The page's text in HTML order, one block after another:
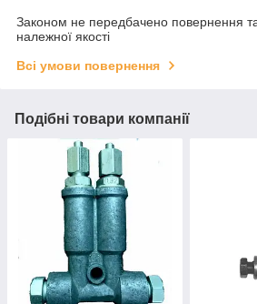
Законом не передбачено повернення
належної якості
Всі умови повернення
Подібні товари компанії